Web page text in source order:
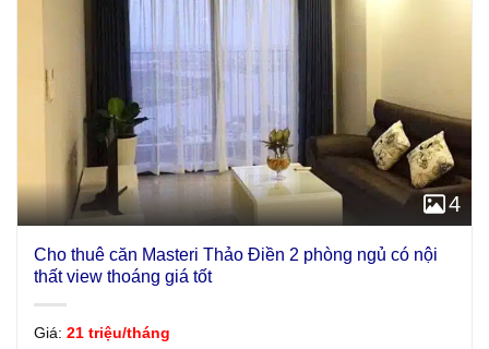
4
Cho thuê căn Masteri Thảo Điền 2 phòng ngủ có nội
thất view thoáng giá tốt
Giá: 21 triệu/tháng